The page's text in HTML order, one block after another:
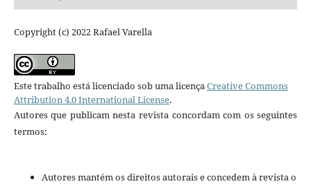
Copyright (c) 2022 Rafael Varella
Este trabalho está licenciado sob uma licençaCreative Commons
Attribution 4.0 International License.
Autores que publicam nesta revista concordam com os seguintes
termos:
Autores mantém os direitos autorais e concedem à revista o